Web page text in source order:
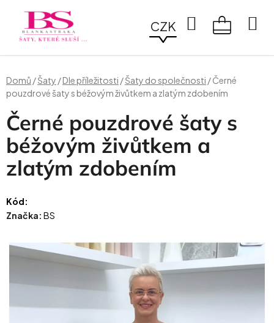
obsah
CZK
Hledat
Domů /Šaty /Dle příležitosti /Šaty do společnosti /Černé
pouzdrové šaty s béžovým živůtkem a zlatým zdobením
Černé pouzdrové šaty s
béžovým živůtkem a
zlatým zdobením
Kód:
Značka: BS